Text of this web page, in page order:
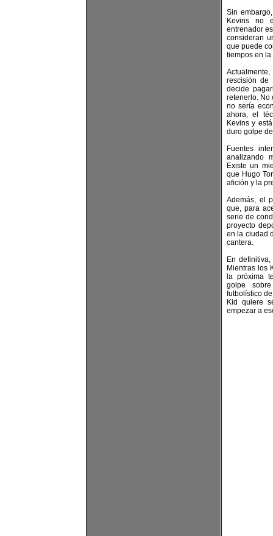
Sin
Kevins no
entrenador
consideran
que puede
tiempos en la
rescisión de
decide
retenerlo. No
no sería
ahora, el
Kevins y
duro golpe
Fuentes
analizando
Existe un
que Hugo
afición y la
Además, el
que, para
serie de
proyecto
en la ciudad
cantera.
En
Mientras los
la próxima
golpe
futbolístico
Kid quiere
empezar a